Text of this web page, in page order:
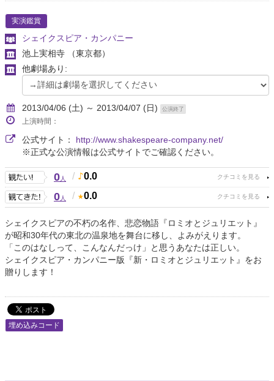
実演鑑賞
シェイクスピア・カンパニー
池上実相寺
（東京都）
他劇場あり:
2013/04/06 (土) ～ 2013/04/07 (日) 公演終了
上演時間：
公式サイト： http://www.shakespeare-company.net/
※正式な公演情報は公式サイトでご確認ください。
0人 / 0.0
0人 / 0.0
シェイクスピアの不朽の名作、悲恋物語『ロミオとジュリエット』
が昭和30年代の東北の温泉地を舞台に移し、よみがえります。
「このはなしって、こんなんだっけ」と思うあなたは正しい。
シェイクスピア・カンパニー版『新・ロミオとジュリエット』をお
贈りします！
埋め込みコード